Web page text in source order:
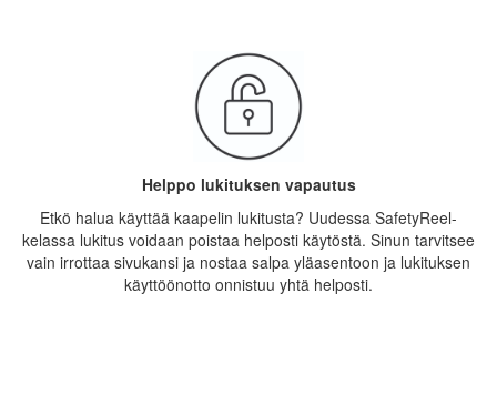
Helppo lukituksen vapautus
Etkö halua käyttää kaapelin lukitusta? Uudessa SafetyReel-
kelassa lukitus voidaan poistaa helposti käytöstä. Sinun tarvitsee
vain irrottaa sivukansi ja nostaa salpa yläasentoon ja lukituksen
käyttöönotto onnistuu yhtä helposti.